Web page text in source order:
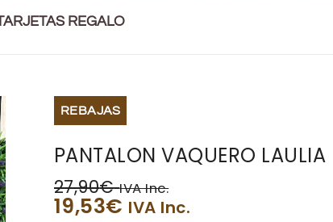
REGALO
REBAJAS
PANTALON VAQUERO LAULIA
27,90€ IVA Inc.
19,53€ IVA Inc.